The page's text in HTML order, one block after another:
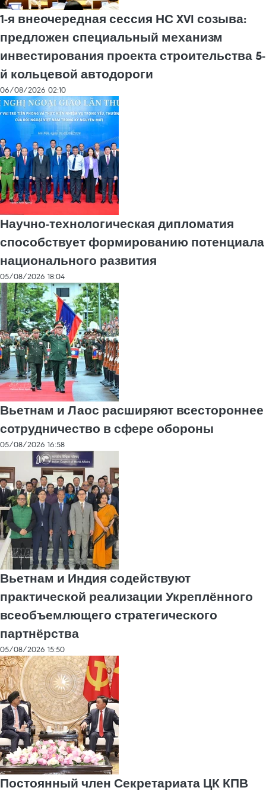
1-я внеочередная сессия НС XVI созыва:
предложен специальный механизм
инвестирования проекта строительства 5-
й кольцевой автодороги
06/08/2026 02:10
Научно-технологическая дипломатия
способствует формированию потенциала
национального развития
05/08/2026 18:04
Вьетнам и Лаос расширяют всестороннее
сотрудничество в сфере обороны
05/08/2026 16:58
Вьетнам и Индия содействуют
практической реализации Укреплённого
всеобъемлющего стратегического
партнёрства
05/08/2026 15:50
Постоянный член Секретариата ЦК КПВ